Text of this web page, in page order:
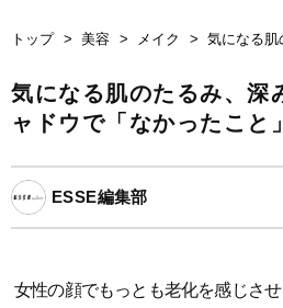
トップ 美容 メイク 気になる肌
気になる肌のたるみ、深
ャドウで「なかったこと
ESSE編集部
女性の顔でもっとも老化を感じさ